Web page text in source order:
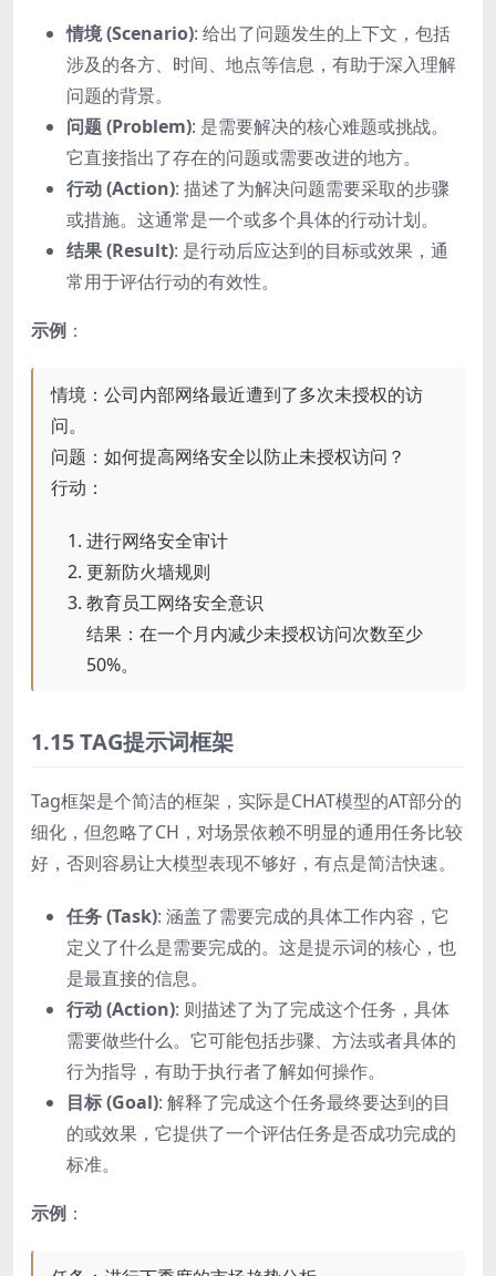
情境 (Scenario): 给出了问题发生的上下文，包括
涉及的各方、时间、地点等信息，有助于深入理解
问题的背景。
问题 (Problem): 是需要解决的核心难题或挑战。
它直接指出了存在的问题或需要改进的地方。
行动 (Action): 描述了为解决问题需要采取的步骤
或措施。这通常是一个或多个具体的行动计划。
结果 (Result): 是行动后应达到的目标或效果，通
常用于评估行动的有效性。
示例 ：
情境：公司内部网络最近遭到了多次未授权的访
问。
问题：如何提高网络安全以防止未授权访问？
行动：
进行网络安全审计
更新防火墙规则
教育员工网络安全意识
结果：在一个月内减少未授权访问次数至少
50%。
1.15 TAG提示词框架
Tag框架是个简洁的框架，实际是CHAT模型的AT部分的
细化，但忽略了CH，对场景依赖不明显的通用任务比较
好，否则容易让大模型表现不够好，有点是简洁快速。
任务 (Task): 涵盖了需要完成的具体工作内容，它
定义了什么是需要完成的。这是提示词的核心，也
是最直接的信息。
行动 (Action): 则描述了为了完成这个任务，具体
需要做些什么。它可能包括步骤、方法或者具体的
行为指导，有助于执行者了解如何操作。
目标 (Goal): 解释了完成这个任务最终要达到的目
的或效果，它提供了一个评估任务是否成功完成的
标准。
示例 ：